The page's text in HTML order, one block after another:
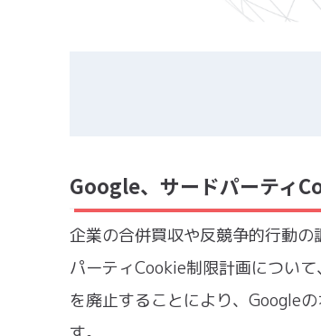
Google、サードパーティ
企業の合併買収や反競争的行動
パーティCookie制限計画につい
を廃止することにより、Google